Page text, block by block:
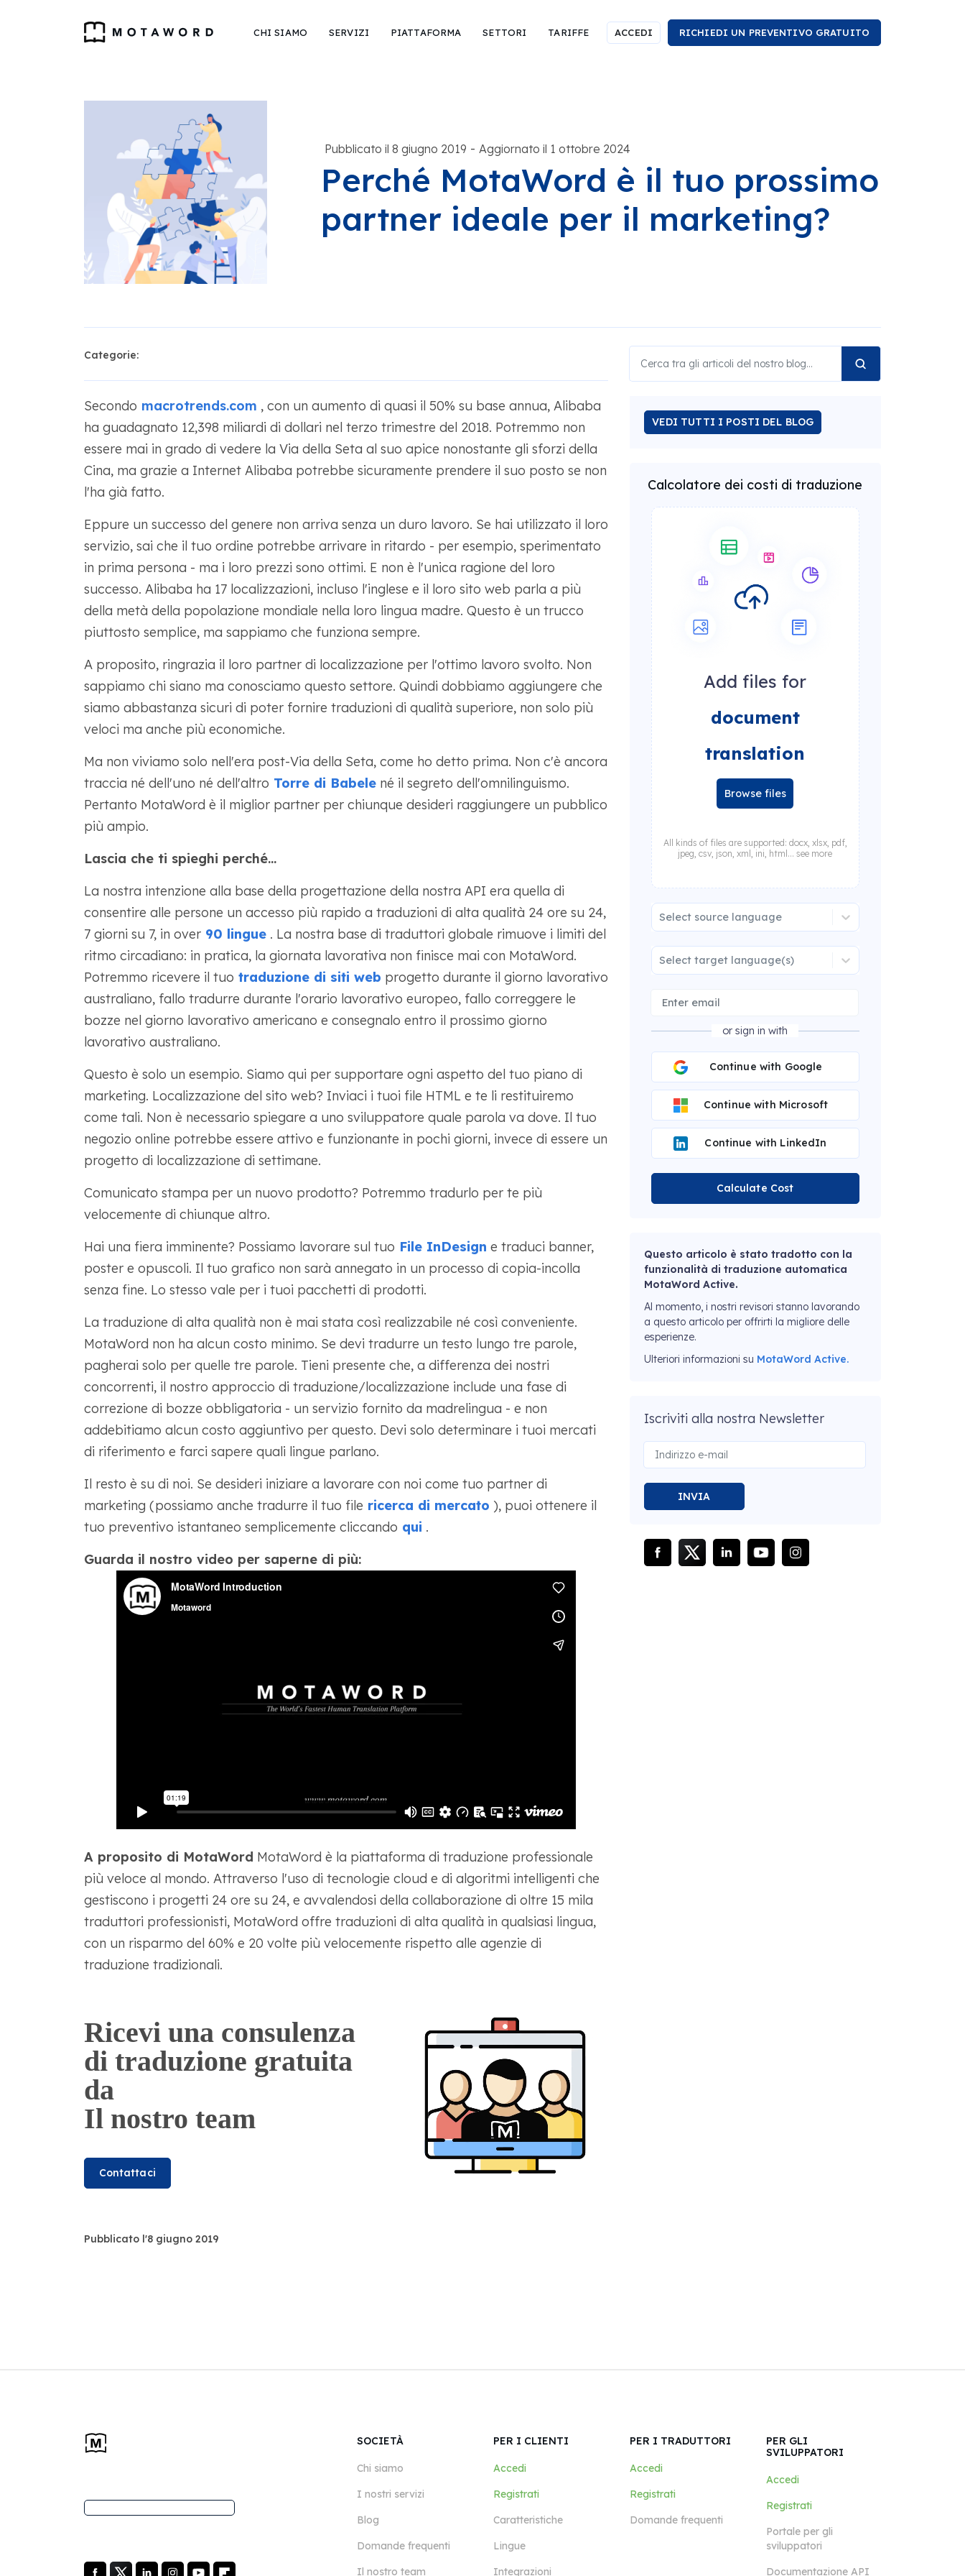
CHI SIAMO SERVIZI PIATTAFORMA SETTORI TARIFFE ACCEDI RICHIEDI UN PREVENTIVO GRATUITO
Pubblicato il 8 giugno 2019 - Aggiornato il 1 ottobre 2024
Perché MotaWord è il tuo prossimo
partner ideale per il marketing?
Categorie:
Secondo macrotrends.com , con un aumento di quasi il 50% su base annua, Alibaba
ha guadagnato 12,398 miliardi di dollari nel terzo trimestre del 2018. Potremmo non
essere mai in grado di vedere la Via della Seta al suo apice nonostante gli sforzi della
Cina, ma grazie a Internet Alibaba potrebbe sicuramente prendere il suo posto se non
l'ha già fatto.
Eppure un successo del genere non arriva senza un duro lavoro. Se hai utilizzato il loro
servizio, sai che il tuo ordine potrebbe arrivare in ritardo - per esempio, sperimentato
in prima persona - ma i loro prezzi sono ottimi. E non è l'unica ragione del loro
successo. Alibaba ha 17 localizzazioni, incluso l'inglese e il loro sito web parla a più
della metà della popolazione mondiale nella loro lingua madre. Questo è un trucco
piuttosto semplice, ma sappiamo che funziona sempre.
A proposito, ringrazia il loro partner di localizzazione per l'ottimo lavoro svolto. Non
sappiamo chi siano ma conosciamo questo settore. Quindi dobbiamo aggiungere che
siamo abbastanza sicuri di poter fornire traduzioni di qualità superiore, non solo più
veloci ma anche più economiche.
Ma non viviamo solo nell'era post-Via della Seta, come ho detto prima. Non c'è ancora
traccia né dell'uno né dell'altro Torre di Babelené il segreto dell'omnilinguismo.
Pertanto MotaWord è il miglior partner per chiunque desideri raggiungere un pubblico
più ampio.
Lascia che ti spieghi perché...
La nostra intenzione alla base della progettazione della nostra API era quella di
consentire alle persone un accesso più rapido a traduzioni di alta qualità 24 ore su 24,
7 giorni su 7, in over90 lingue. La nostra base di traduttori globale rimuove i limiti del
ritmo circadiano: in pratica, la giornata lavorativa non finisce mai con MotaWord.
Potremmo ricevere il tuo traduzione di siti web progetto durante il giorno lavorativo
australiano, fallo tradurre durante l'orario lavorativo europeo, fallo correggere le
bozze nel giorno lavorativo americano e consegnalo entro il prossimo giorno
lavorativo australiano.
Questo è solo un esempio. Siamo qui per supportare ogni aspetto del tuo piano di
marketing. Localizzazione del sito web? Inviaci i tuoi file HTML e te li restituiremo
come tali. Non è necessario spiegare a uno sviluppatore quale parola va dove. Il tuo
negozio online potrebbe essere attivo e funzionante in pochi giorni, invece di essere un
progetto di localizzazione di settimane.
Comunicato stampa per un nuovo prodotto? Potremmo tradurlo per te più
velocemente di chiunque altro.
Hai una fiera imminente? Possiamo lavorare sul tuo File InDesign e traduci banner,
poster e opuscoli. Il tuo grafico non sarà annegato in un processo di copia-incolla
senza fine. Lo stesso vale per i tuoi pacchetti di prodotti.
La traduzione di alta qualità non è mai stata così realizzabile né così conveniente.
MotaWord non ha alcun costo minimo. Se devi tradurre un testo lungo tre parole,
pagherai solo per quelle tre parole. Tieni presente che, a differenza dei nostri
concorrenti, il nostro approccio di traduzione/localizzazione include una fase di
correzione di bozze obbligatoria - un servizio fornito da madrelingua - e non
addebitiamo alcun costo aggiuntivo per questo. Devi solo determinare i tuoi mercati
di riferimento e farci sapere quali lingue parlano.
Il resto è su di noi. Se desideri iniziare a lavorare con noi come tuo partner di
marketing (possiamo anche tradurre il tuo file ricerca di mercato ), puoi ottenere il
tuo preventivo istantaneo semplicemente cliccando qui .
Guarda il nostro video per saperne di più:
A proposito di MotaWord MotaWord è la piattaforma di traduzione professionale
più veloce al mondo. Attraverso l'uso di tecnologie cloud e di algoritmi intelligenti che
gestiscono i progetti 24 ore su 24, e avvalendosi della collaborazione di oltre 15 mila
traduttori professionisti, MotaWord offre traduzioni di alta qualità in qualsiasi lingua,
con un risparmo del 60% e 20 volte più velocemente rispetto alle agenzie di
traduzione tradizionali.
Ricevi una consulenza
di traduzione gratuita
da
Il nostro team
Contattaci
Pubblicato l'8 giugno 2019
VEDI TUTTI I POSTI DEL BLOG
Calcolatore dei costi di traduzione
Add files for
document
translation
Browse files
All kinds of files are supported: docx, xlsx, pdf,
jpeg, csv, json, xml, ini, html... see more
Select source language
Select target language(s)
or sign in with
Continue with Google
Continue with Microsoft
Continue with LinkedIn
Calculate Cost
Questo articolo è stato tradotto con la
funzionalità di traduzione automatica
MotaWord Active.
Al momento, i nostri revisori stanno lavorando
a questo articolo per offrirti la migliore delle
esperienze.
Ulteriori informazioni su MotaWord Active.
Iscriviti alla nostra Newsletter
INVIA
SOCIETÀ
Chi siamo
I nostri servizi
Blog
Domande frequenti
Il nostro team
PER I CLIENTI
Accedi
Registrati
Caratteristiche
Lingue
Integrazioni
PER I TRADUTTORI
Accedi
Registrati
Domande frequenti
PER GLI
SVILUPPATORI
Accedi
Registrati
Portale per gli
sviluppatori
Documentazione API